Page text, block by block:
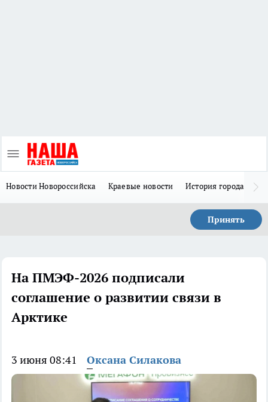
Новости Новороссийска Краевые новости История города Н
Принять
На ПМЭФ-2026 подписали
соглашение о развитии связи в
Арктике
3 июня 08:41 Оксана Силакова